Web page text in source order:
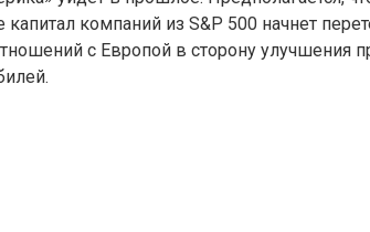
компаний из S&P 500 начнет
с Европой в сторону улучшения